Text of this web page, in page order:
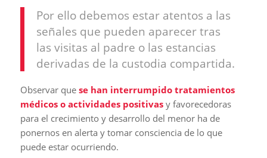
Por ello debemos estar atentos a las
señales que pueden aparecer tras
las visitas al padre o las estancias
derivadas de la custodia compartida.
Observar que se han interrumpido tratamientos
médicos o actividades positivasy favorecedoras
para el crecimiento y desarrollo del menor ha de
ponernos en alerta y tomar consciencia de lo que
puede estar ocurriendo.